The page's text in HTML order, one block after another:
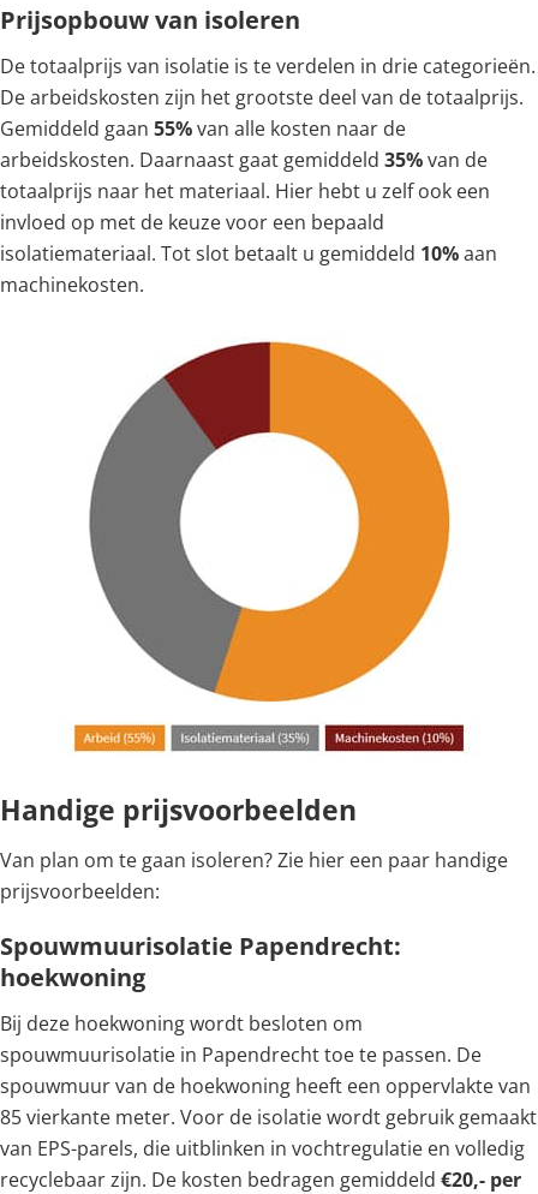
Prijsopbouw van isoleren
De totaalprijs van isolatie is te verdelen in drie categorieën.
De arbeidskosten zijn het grootste deel van de totaalprijs.
Gemiddeld gaan 55%van alle kosten naar de
arbeidskosten. Daarnaast gaat gemiddeld 35%van de
totaalprijs naar het materiaal. Hier hebt u zelf ook een
invloed op met de keuze voor een bepaald
isolatiemateriaal. Tot slot betaalt u gemiddeld 10%aan
machinekosten.
Handige prijsvoorbeelden
Van plan om te gaan isoleren? Zie hier een paar handige
prijsvoorbeelden:
Spouwmuurisolatie Papendrecht:
hoekwoning
Bij deze hoekwoning wordt besloten om
spouwmuurisolatie in Papendrecht toe te passen. De
spouwmuur van de hoekwoning heeft een oppervlakte van
85 vierkante meter. Voor de isolatie wordt gebruik gemaakt
van EPS-parels, die uitblinken in vochtregulatie en volledig
recyclebaar zijn. De kosten bedragen gemiddeld €20,- per